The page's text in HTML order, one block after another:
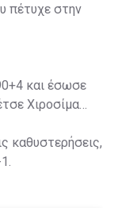
πέτυχε στην
και έσωσε
Χιροσίμα
καθυστερήσεις,